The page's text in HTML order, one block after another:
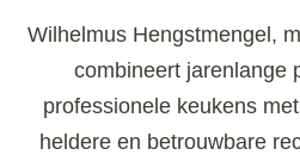
Wilhelmus Hengstmengel,
combineert jarenlange
professionele keukens
heldere en betrouwbare